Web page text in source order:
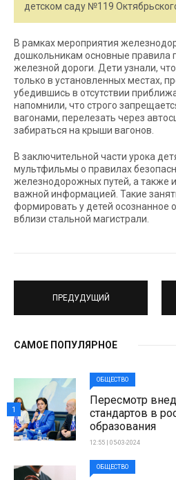
детском саду №119
В рамках мероприятия
дошкольникам основные правила
железной дороги. Дети узнали,
только в установленных местах,
убедившись в отсутствии
напомнили, что строго
вагонами, перелезать через
забираться на крыши вагонов.
В заключительной части урока
мультфильмы о правилах
железнодорожных путей, а также
важной информацией. Такие
формировать у детей осознанное
вблизи стальной магистрали.
ПРЕДУДУЩИЙ
САМОЕ ПОПУЛЯРНОЕ
ОБЩЕСТВО
Пересмотр
стандартов в
образования
12:55 | 05-03-2024
1
ОБЩЕСТВО